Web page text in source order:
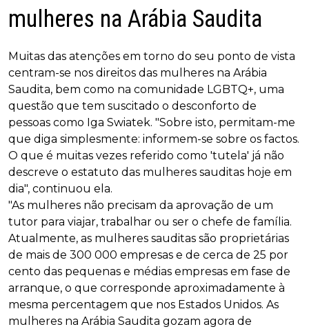
mulheres na Arábia Saudita
Muitas das atenções em torno do seu ponto de vista
centram-se nos direitos das mulheres na Arábia
Saudita, bem como na comunidade LGBTQ+, uma
questão que tem suscitado o desconforto de
pessoas como Iga Swiatek. "Sobre isto, permitam-me
que diga simplesmente: informem-se sobre os factos.
O que é muitas vezes referido como 'tutela' já não
descreve o estatuto das mulheres sauditas hoje em
dia", continuou ela.
"As mulheres não precisam da aprovação de um
tutor para viajar, trabalhar ou ser o chefe de família.
Atualmente, as mulheres sauditas são proprietárias
de mais de 300 000 empresas e de cerca de 25 por
cento das pequenas e médias empresas em fase de
arranque, o que corresponde aproximadamente à
mesma percentagem que nos Estados Unidos. As
mulheres na Arábia Saudita gozam agora de